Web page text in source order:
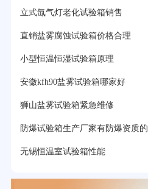
立式氙气灯老化试验箱销售
直销盐雾腐蚀试验箱价格合理
小型恒温恒湿试验箱原理
安徽kfh90盐雾试验箱哪家好
狮山盐雾试验箱紧急维修
防爆试验箱生产厂家有防爆资质的
无锡恒温室试验箱性能